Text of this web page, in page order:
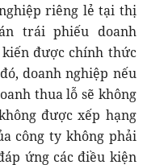
riêng lẻ tại thị
trái phiếu doanh
được chính thức
doanh nghiệp nếu
thua lỗ sẽ không
được xếp hạng
công ty không phải
ứng các điều kiện